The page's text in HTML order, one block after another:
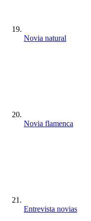
Novia natural
Novia flamenca
Entrevista novias